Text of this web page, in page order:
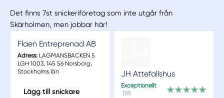
Det finns 7st snickeriföretag som inte utgår från
Skärholmen, men jobbar här!
Flaen Entreprenad AB
Adress:LAGMANSBACKEN 5
LGH 1003, 145 56 Norsborg,
Stockholms län
Lägg till snickare
JH Attefallshus
Exceptionellt
(19)